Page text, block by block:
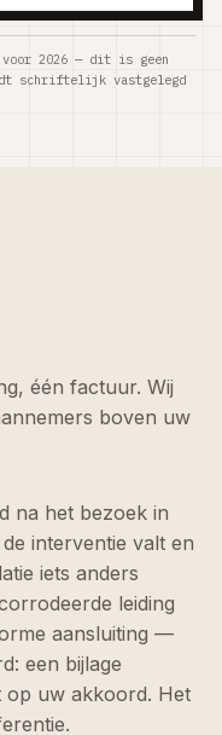
2026 — dit is geen
schriftelijk vastgelegd
één factuur. Wij
boven uw
na het bezoek in
interventie valt en
iets anders
leiding
aansluiting —
een bijlage
op uw akkoord. Het